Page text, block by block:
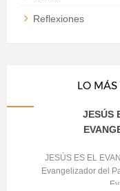
Reflexiones
LO
JESÚS
JESÚS ES EL
Evangelizador del